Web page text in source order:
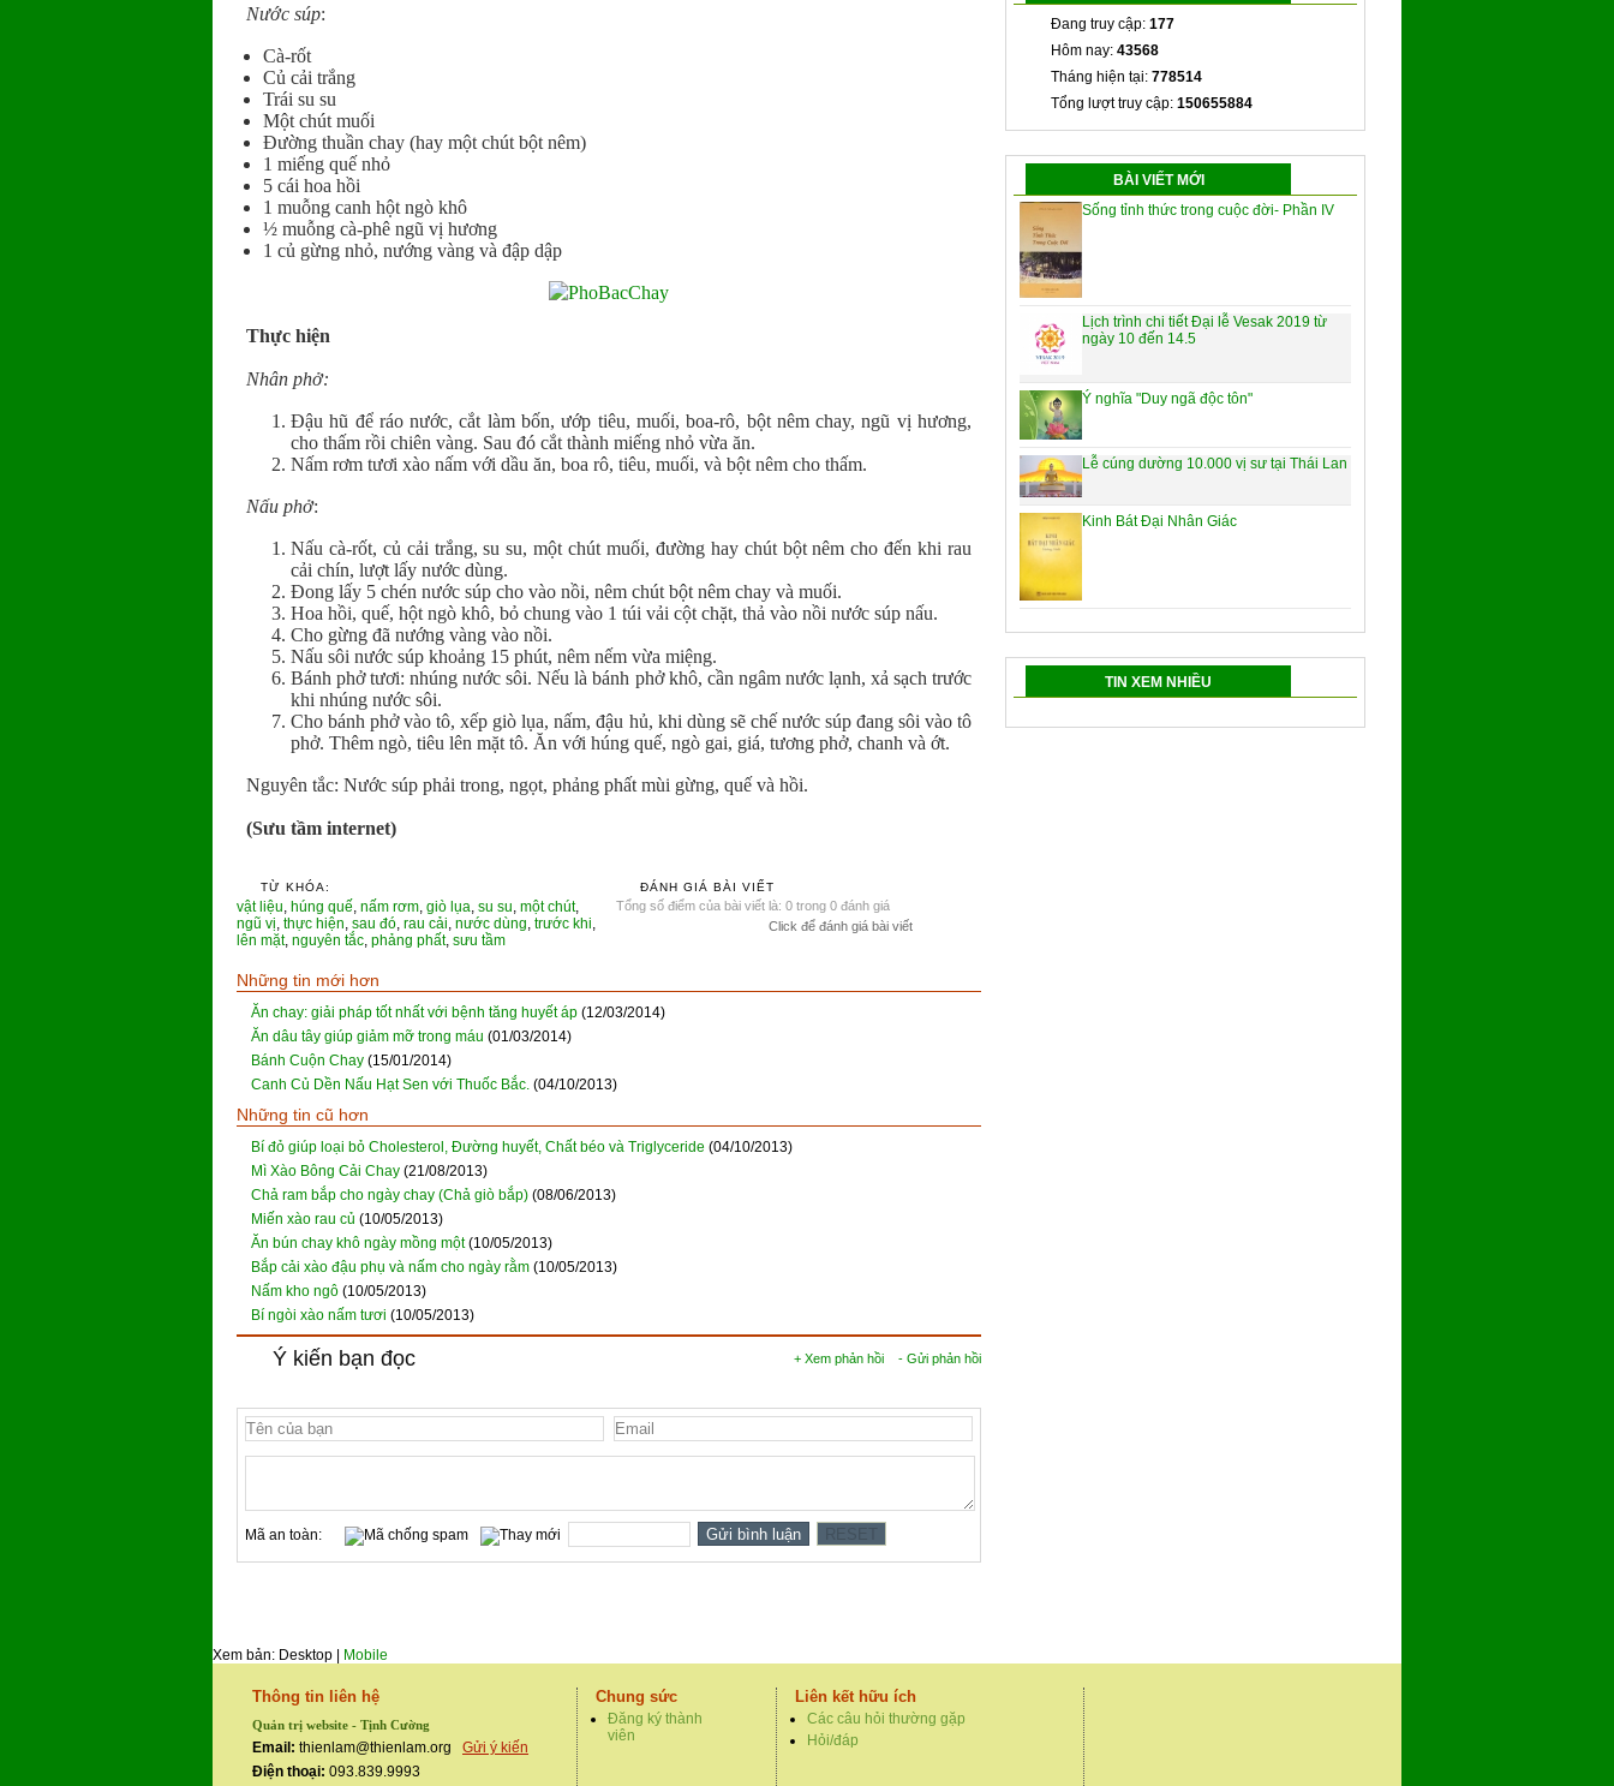
Nước súp:
Cà-rốt
Củ cải trắng
Trái su su
Một chút muối
Đường thuần chay (hay một chút bột nêm)
1 miếng quế nhỏ
5 cái hoa hồi
1 muỗng canh hột ngò khô
½ muỗng cà-phê ngũ vị hương
1 củ gừng nhỏ, nướng vàng và đập dập
Thực hiện
Nhân phở:
Đậu hũ để ráo nước, cắt làm bốn, ướp tiêu, muối, boa-rô, bột nêm chay, ngũ vị hương,
cho thấm rồi chiên vàng. Sau đó cắt thành miếng nhỏ vừa ăn.
Nấm rơm tươi xào nấm với dầu ăn, boa rô, tiêu, muối, và bột nêm cho thấm.
Nấu phở:
Nấu cà-rốt, củ cải trắng, su su, một chút muối, đường hay chút bột nêm cho đến khi rau
cải chín, lượt lấy nước dùng.
Đong lấy 5 chén nước súp cho vào nồi, nêm chút bột nêm chay và muối.
Hoa hồi, quế, hột ngò khô, bỏ chung vào 1 túi vải cột chặt, thả vào nồi nước súp nấu.
Cho gừng đã nướng vàng vào nồi.
Nấu sôi nước súp khoảng 15 phút, nêm nếm vừa miệng.
Bánh phở tươi: nhúng nước sôi. Nếu là bánh phở khô, cần ngâm nước lạnh, xả sạch trước
khi nhúng nước sôi.
Cho bánh phở vào tô, xếp giò lụa, nấm, đậu hủ, khi dùng sẽ chế nước súp đang sôi vào tô
phở. Thêm ngò, tiêu lên mặt tô. Ăn với húng quế, ngò gai, giá, tương phở, chanh và ớt.
Nguyên tắc: Nước súp phải trong, ngọt, phảng phất mùi gừng, quế và hồi.
(Sưu tầm internet)
TỪ KHÓA:
vật liệu, húng quế, nấm rơm, giò lụa, su su, một chút,
ngũ vị, thực hiện, sau đó, rau cải, nước dùng, trước khi,
lên mặt, nguyên tắc, phảng phất, sưu tầm
ĐÁNH GIÁ BÀI VIẾT
Tổng số điểm của bài viết là: 0 trong 0 đánh giá
Click để đánh giá bài viết
Những tin mới hơn
Ăn chay: giải pháp tốt nhất với bệnh tăng huyết áp (12/03/2014)
Ăn dâu tây giúp giảm mỡ trong máu (01/03/2014)
Bánh Cuộn Chay (15/01/2014)
Canh Củ Dền Nấu Hạt Sen với Thuốc Bắc. (04/10/2013)
Những tin cũ hơn
Bí đỏ giúp loại bỏ Cholesterol, Đường huyết, Chất béo và Triglyceride (04/10/2013)
Mì Xào Bông Cải Chay (21/08/2013)
Chả ram bắp cho ngày chay (Chả giò bắp) (08/06/2013)
Miến xào rau củ (10/05/2013)
Ăn bún chay khô ngày mồng một (10/05/2013)
Bắp cải xào đậu phụ và nấm cho ngày rằm (10/05/2013)
Nấm kho ngô (10/05/2013)
Bí ngòi xào nấm tươi (10/05/2013)
+ Xem phản hồi - Gửi phản hồi
Ý kiến bạn đọc
Mã an toàn:
Đang truy cập: 177
Hôm nay: 43568
Tháng hiện tại: 778514
Tổng lượt truy cập: 150655884
BÀI VIẾT MỚI
Sống tỉnh thức trong cuộc đời- Phần IV
Lịch trình chi tiết Đại lễ Vesak 2019 từ
ngày 10 đến 14.5
Ý nghĩa "Duy ngã độc tôn"
Lễ cúng dường 10.000 vị sư tại Thái Lan
Kinh Bát Đại Nhân Giác
TIN XEM NHIỀU
Xem bản: Desktop | Mobile
Thông tin liên hệ
Quản trị website - Tịnh Cường
Email: thienlam@thienlam.org Gửi ý kiến
Điện thoại: 093.839.9993
Chung sức
Đăng ký thành
viên
Liên kết hữu ích
Các câu hỏi thường gặp
Hỏi/đáp